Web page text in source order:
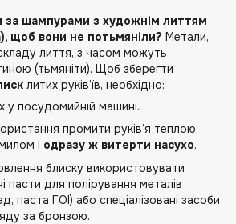
за шампурами з художнім литтям
щоб вони не потьмяніли? Метали,
лиття, з часом можуть
(тьмяніти). Щоб зберегти
литих руків’їв, необхідно:
у посудомийній машині.
промити руків’я теплою
і одразу ж витерти насухо.
блиску використовувати
пасти для полірування металів
паста ГОІ) або спеціалізовані засоби
за бронзою.